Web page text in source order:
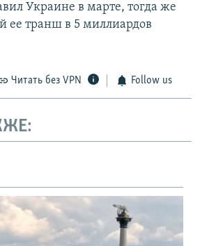
Украине в марте, тогда же
ее транш в 5 миллиардов
Читать без VPN Follow us